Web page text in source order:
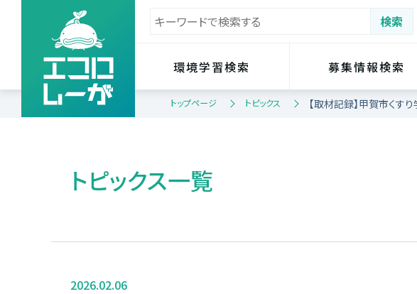
環境学習検索 募集情報検索
トップページ トピックス 【取材記録】甲賀市くす
トピックス一覧
2026.02.06